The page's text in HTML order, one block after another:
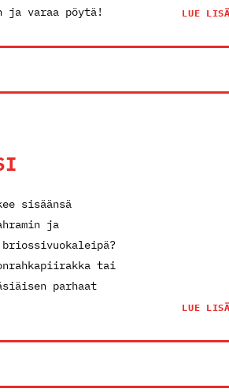
ja varaa pöytä!
LUE
sisäänsä
ja
tai
parhaat
LUE